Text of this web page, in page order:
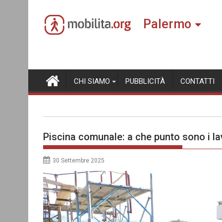
content
Palermo
CHI SIAMO PUBBLICITÀ CONTATTI
Piscina comunale: a che punto sono i
30 Settembre 2025